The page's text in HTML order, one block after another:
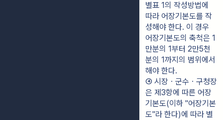
별표 1의 작성방법에
따라 어장기본도를 작
성해야 한다. 이 경우
어장기본도의 축척은 1
만분의 1부터 2만5천
분의 1까지의 범위에서
해야 한다.
④ 시장ㆍ군수ㆍ구청장
은 제3항에 따른 어장
기본도(이하 "어장기본
도"라 한다)에 따라 별